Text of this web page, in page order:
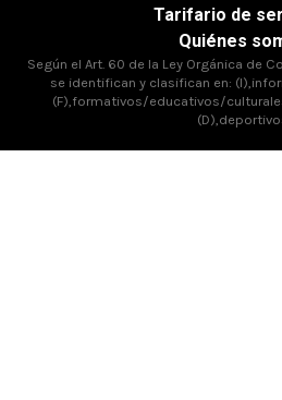
Tarifario de
Quiénes
Según el Art. 60 de la Ley Orgánica de
se identifican y clasifican en:
(F),formativos/educativos/